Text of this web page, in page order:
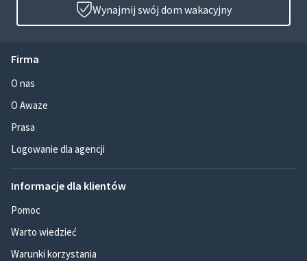
Wynajmij swój dom wakacyjny
Firma
O nas
O Awaze
Prasa
Logowanie dla agencji
Informacje dla klientów
Pomoc
Warto wiedzieć
Warunki korzystania